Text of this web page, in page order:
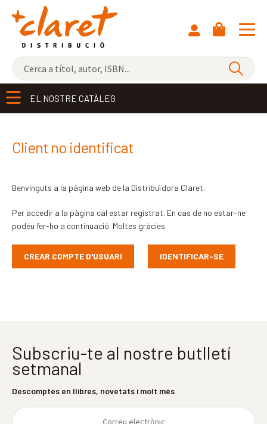
NOVETATS
ELS MÉS VENUTS
CONTACTE
CATALÀ
ESPAÑOL
EL NOSTRE CATÀLEG
Client no identificat
Benvinguts a la pàgina web de la Distribuïdora Claret.
Per accedir a la pàgina cal estar registrat. En cas de no estar-ne
podeu fer-ho a continuació. Moltes gràcies.
CREAR COMPTE D'USUARI IDENTIFICAR-SE
Subscriu-te al nostre butlletí
setmanal
Descomptes en llibres, novetats i molt més